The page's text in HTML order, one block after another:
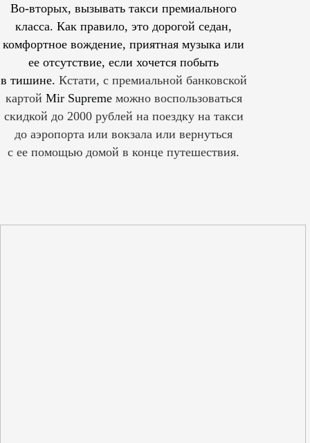
Во-вторых, вызывать такси премиального
класса. Как правило, это дорогой седан,
комфортное вождение, приятная музыка или
ее отсутствие, если хочется побыть
в тишине. Кстати, с премиальной банковской
картой Mir Supreme можно воспользоваться
скидкой до 2000 рублей на поездку на такси
до аэропорта или вокзала или вернуться
с ее помощью домой в конце путешествия.